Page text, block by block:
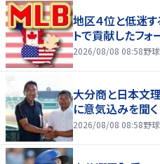
地区４位と低迷す
トで貢献したフォ
2026/08/08 08:58野球
大分商と日本文
に意気込みを聞く
2026/08/08 08:58野球